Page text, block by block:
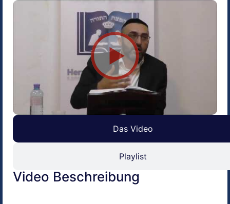
Das Video
Playlist
Video Beschreibung